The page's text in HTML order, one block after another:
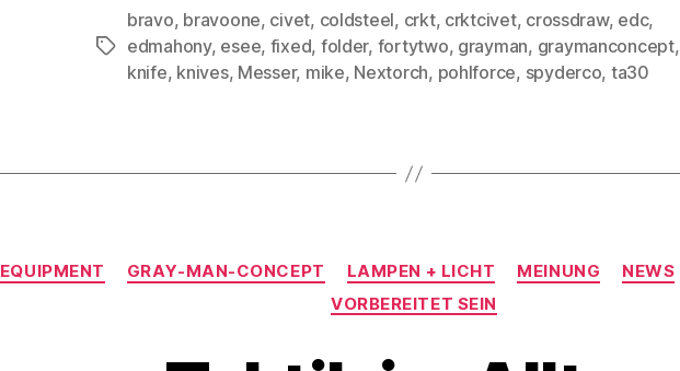
Schlagwörter
bravo, bravoone, civet, coldsteel, crkt, crktcivet, crossdraw, edc,
edmahony, esee, fixed, folder, fortytwo, grayman, graymanconcept,
knife, knives, Messer, mike, Nextorch, pohlforce, spyderco, ta30
Kategorien
EQUIPMENT GRAY-MAN-CONCEPT LAMPEN + LICHT MEINUNG NEWS
VORBEREITET SEIN